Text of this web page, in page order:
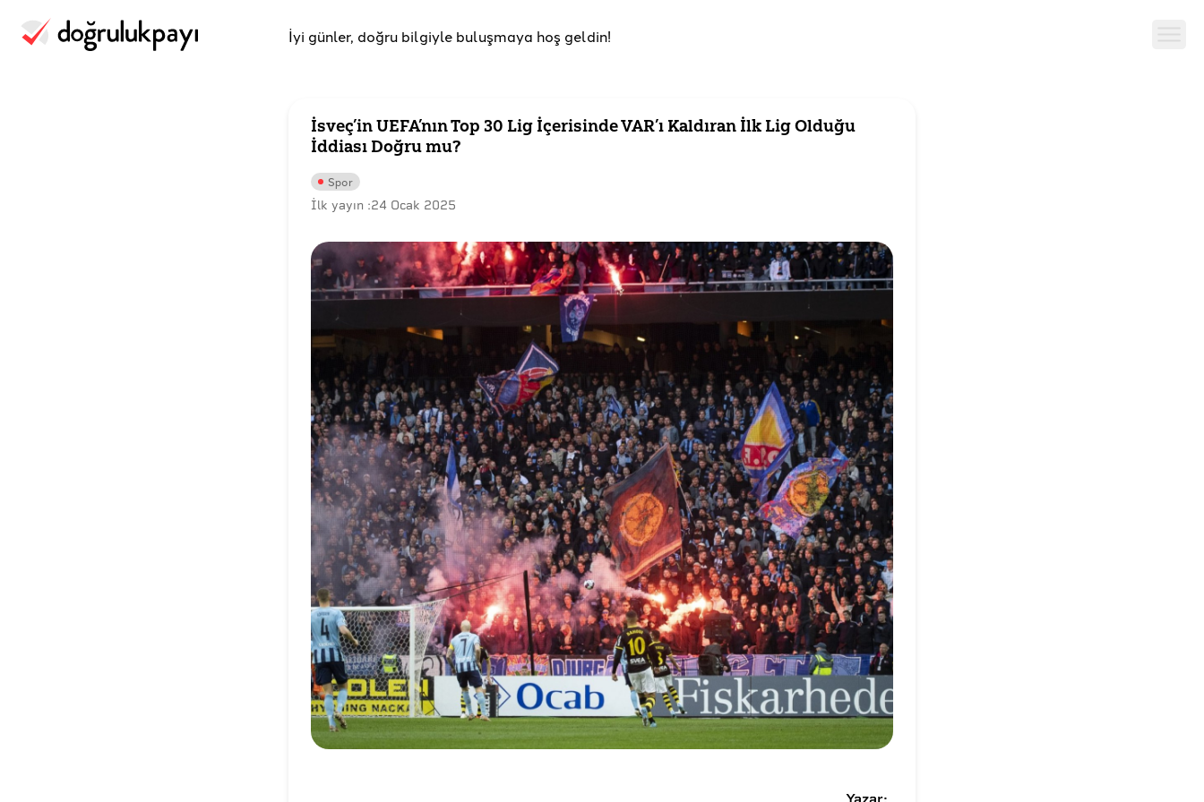
İyi günler, doğru bilgiyle buluşmaya hoş geldin!
İsveç’in UEFA’nın Top 30 Lig İçerisinde VAR’ı Kaldıran İlk Lig Olduğu
İddiası Doğru mu?
Spor
İlk yayın :24 Ocak 2025